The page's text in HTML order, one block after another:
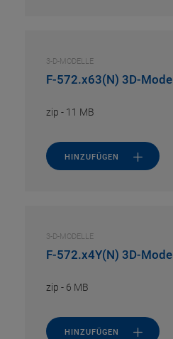
3-D-MODELLE
F-572.x63(N) 3D-Modell
zip - 11 MB
HINZUFÜGEN
3-D-MODELLE
F-572.x4Y(N) 3D-Modell
zip - 6 MB
HINZUFÜGEN